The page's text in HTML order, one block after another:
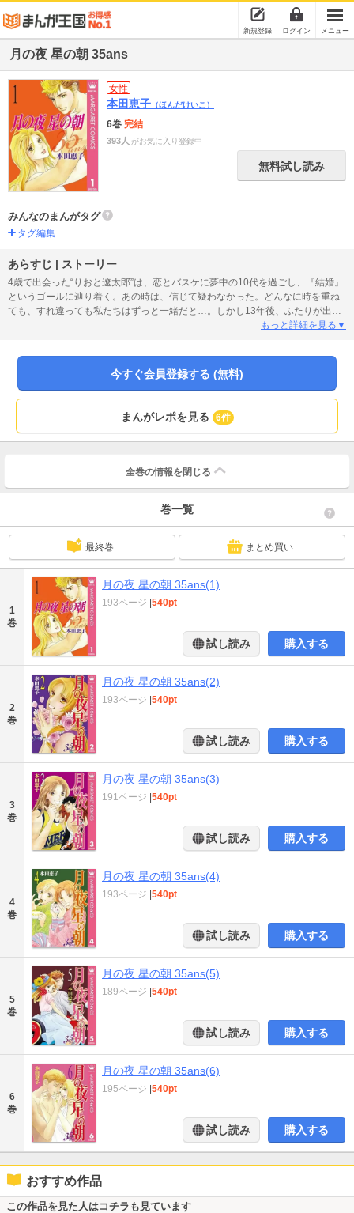
新規登録 ログイン メニュー
月の夜 星の朝 35ans
女性
本田恵子 （ほんだけいこ）
6巻 完結
393人 がお気に入り登録中
無料試し読み
みんなのまんがタグ
タグ編集
あらすじ | ストーリー
4歳で出会った“りおと遼太郎”は、恋とバスケに夢中の10代を過ごし、『結婚』
というゴールに辿り着く。あの時は、信じて疑わなかった。どんなに時を重ね
ても、すれ違っても私たちはずっと一緒だと…。しかし13年後、ふたりが出し
もっと詳細を見る▼
今すぐ会員登録する (無料)
まんがレポを見る 6件
全巻の情報を 閉じる
巻一覧
最終巻 まとめ買い
1
巻
月の夜 星の朝 35ans(1)
193ページ |540pt
試し読み 購入する
2
巻
月の夜 星の朝 35ans(2)
193ページ |540pt
試し読み 購入する
3
巻
月の夜 星の朝 35ans(3)
191ページ |540pt
試し読み 購入する
4
巻
月の夜 星の朝 35ans(4)
193ページ |540pt
試し読み 購入する
5
巻
月の夜 星の朝 35ans(5)
189ページ |540pt
試し読み 購入する
6
巻
月の夜 星の朝 35ans(6)
195ページ |540pt
試し読み 購入する
おすすめ作品
この作品を見た人はコチラも見ています